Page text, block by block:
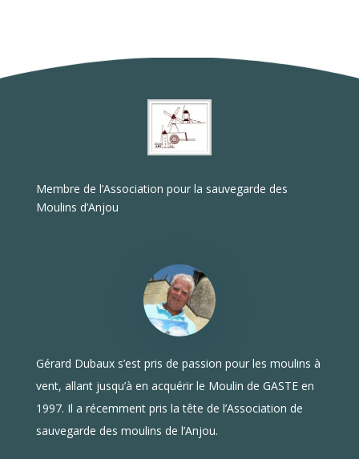
Membre de l’Association pour la sauvegarde des
Moulins d’Anjou
Gérard Dubaux s’est pris de passion pour les moulins à
vent, allant jusqu’à en acquérir le Moulin de GASTE en
1997. Il a récemment pris la tête de l’Association de
sauvegarde des moulins de l’Anjou.